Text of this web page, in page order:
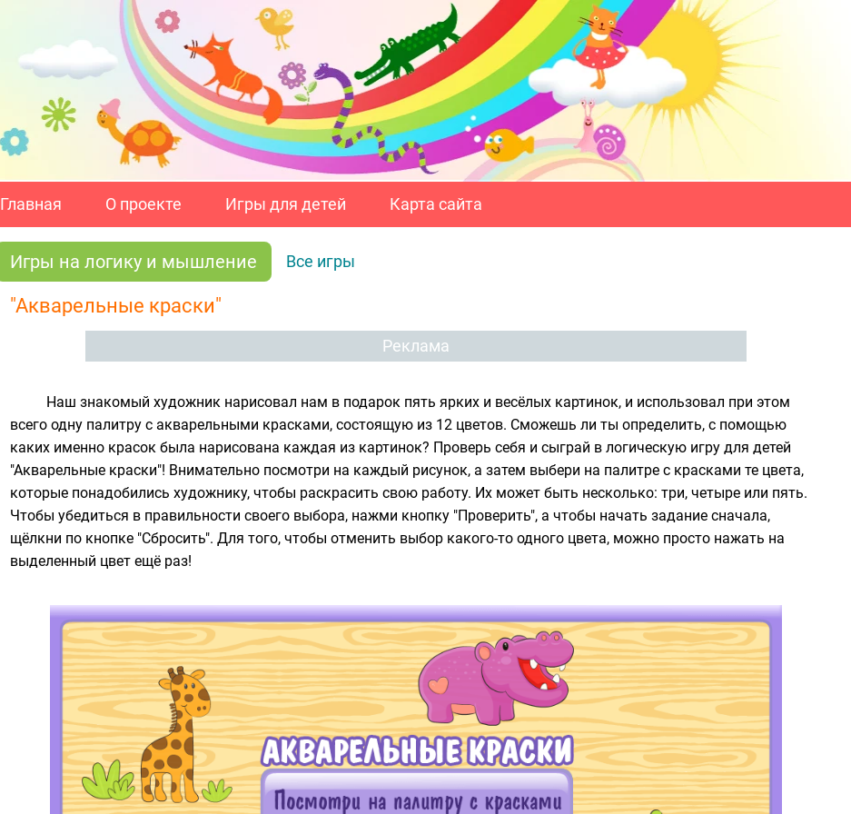
Главная О проекте Игры для детей Карта сайта
Игры на логику и мышление Все игры
"Акварельные краски"
Реклама
Наш знакомый художник нарисовал нам в подарок пять ярких и весёлых картинок, и использовал при этом
всего одну палитру с акварельными красками, состоящую из 12 цветов. Сможешь ли ты определить, с помощью
каких именно красок была нарисована каждая из картинок? Проверь себя и сыграй в логическую игру для детей
"Акварельные краски"! Внимательно посмотри на каждый рисунок, а затем выбери на палитре с красками те цвета,
которые понадобились художнику, чтобы раскрасить свою работу. Их может быть несколько: три, четыре или пять.
Чтобы убедиться в правильности своего выбора, нажми кнопку "Проверить", а чтобы начать задание сначала,
щёлкни по кнопке "Сбросить". Для того, чтобы отменить выбор какого-то одного цвета, можно просто нажать на
выделенный цвет ещё раз!